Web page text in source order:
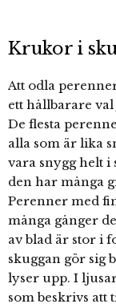
Krukor i
Att odla
ett hållbarare
De flesta
alla som är lika
vara snygg helt i
den har många
Perenner med
många gånger
av blad är stor i
skuggan gör sig
lyser upp. I
som beskrivs att